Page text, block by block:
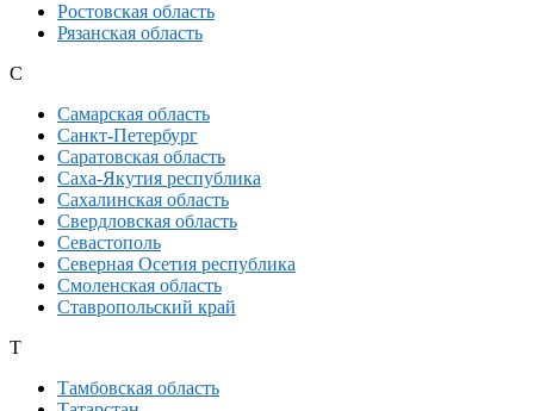
Ростовская область
Рязанская область
С
Самарская область
Санкт-Петербург
Саратовская область
Саха-Якутия республика
Сахалинская область
Свердловская область
Севастополь
Северная Осетия республика
Смоленская область
Ставропольский край
Т
Тамбовская область